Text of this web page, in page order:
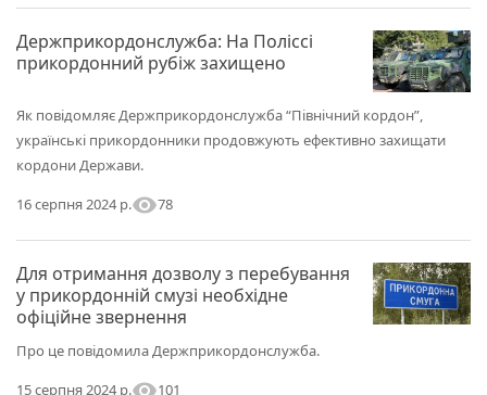
Держприкордонслужба: На Поліссі
прикордонний рубіж захищено
Як повідомляє Держприкордонслужба “Північний кордон”,
українські прикордонники продовжують ефективно захищати
кордони Держави.
16 серпня 2024 р.visibility78
Для отримання дозволу з перебування
у прикордонній смузі необхідне
офіційне звернення
Про це повідомила Держприкордонслужба.
15 серпня 2024 р. 101